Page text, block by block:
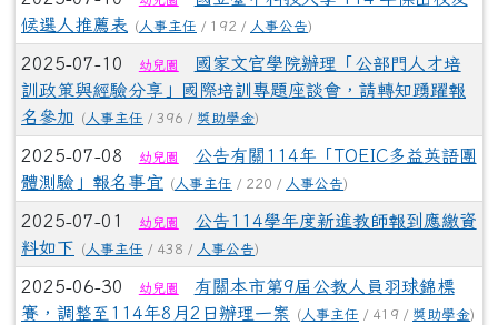
候選人推薦表
( 人事主任 / 192 / 人事公告)
2025-07-10 幼兒園
國家文官學院辦理「公部門人才培
訓政策與經驗分享」國際培訓專題座談會，請轉知踴躍報
名參加
( 人事主任 / 396 / 獎助學金)
2025-07-08 幼兒園
公告有關114年「TOEIC多益英語團
體測驗」報名事宜 ( 人事主任 / 220 / 人事公告)
2025-07-01 幼兒園
公告114學年度新進教師報到應繳資
料如下
( 人事主任 / 438 / 人事公告)
2025-06-30 幼兒園
有關本市第9屆公教人員羽球錦標
賽，調整至114年8月2日辦理一案
( 人事主任 / 419 / 獎助學金)